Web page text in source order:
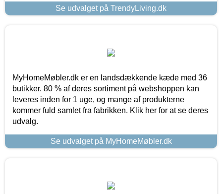
Se udvalget på TrendyLiving.dk
MyHomeMøbler.dk er en landsdækkende kæde med 36
butikker. 80 % af deres sortiment på webshoppen kan
leveres inden for 1 uge, og mange af produkterne
kommer fuld samlet fra fabrikken. Klik her for at se deres
udvalg.
Se udvalget på MyHomeMøbler.dk